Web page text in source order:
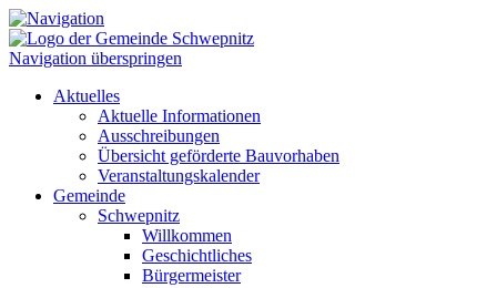
Navigation überspringen
Aktuelles
Aktuelle Informationen
Ausschreibungen
Übersicht geförderte Bauvorhaben
Veranstaltungskalender
Gemeinde
Schwepnitz
Willkommen
Geschichtliches
Bürgermeister